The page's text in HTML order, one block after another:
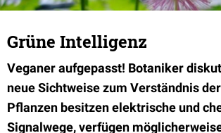
Grüne Intelligenz
Veganer aufgepasst! Botaniker
neue Sichtweise zum Verständnis
Pflanzen besitzen elektrische und
Signalwege, verfügen